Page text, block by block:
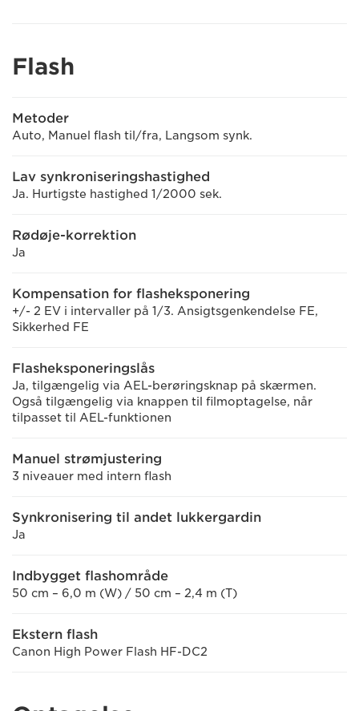
Flash
Metoder
Auto, Manuel flash til/fra, Langsom synk.
Lav synkroniseringshastighed
Ja. Hurtigste hastighed 1/2000 sek.
Rødøje-korrektion
Ja
Kompensation for flasheksponering
+/- 2 EV i intervaller på 1/3. Ansigtsgenkendelse FE,
Sikkerhed FE
Flasheksponeringslås
Ja, tilgængelig via AEL-berøringsknap på skærmen.
Også tilgængelig via knappen til filmoptagelse, når
tilpasset til AEL-funktionen
Manuel strømjustering
3 niveauer med intern flash
Synkronisering til andet lukkergardin
Ja
Indbygget flashområde
50 cm – 6,0 m (W) / 50 cm – 2,4 m (T)
Ekstern flash
Canon High Power Flash HF-DC2